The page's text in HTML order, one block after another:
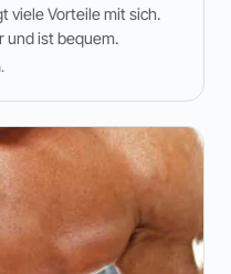
viele Vorteile mit sich.
und ist bequem.